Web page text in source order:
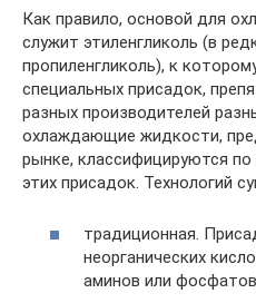
Как правило, основой для
служит этиленгликоль (в
пропиленгликоль), к
специальных присадок,
разных производителей
охлаждающие жидкости,
рынке, классифицируются
этих присадок. Технологий
традиционная.
неорганических
аминов или